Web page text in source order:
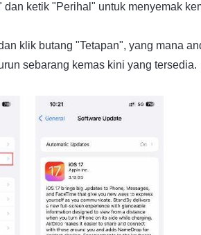
ketik "Perihal" untuk menyemak
klik butang "Tetapan", yang mana
sebarang kemas kini yang tersedia.